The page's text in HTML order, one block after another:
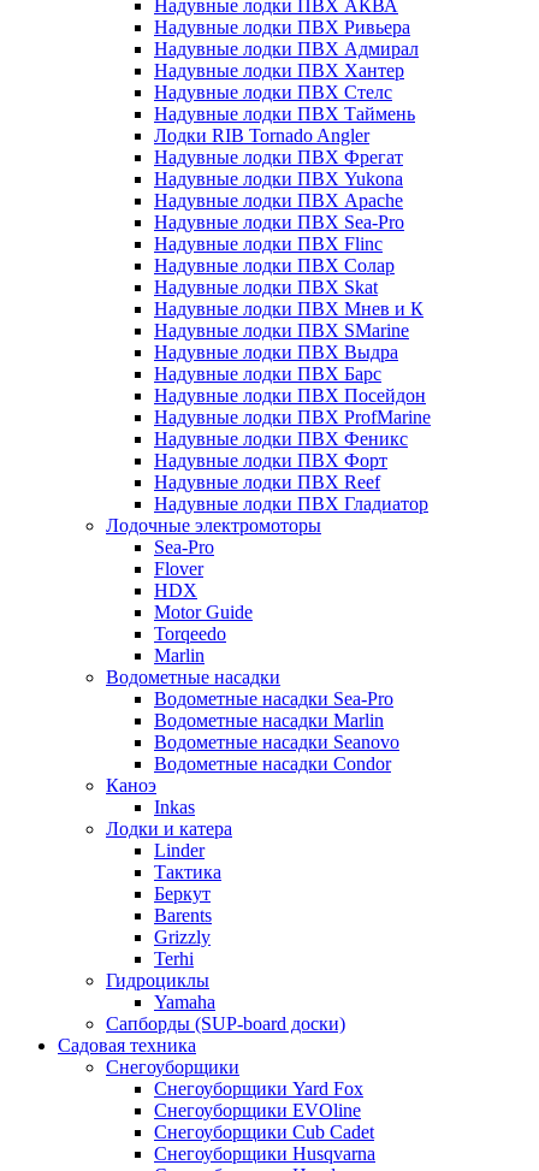
Надувные лодки ПВХ АКВА
Надувные лодки ПВХ Ривьера
Надувные лодки ПВХ Адмирал
Надувные лодки ПВХ Хантер
Надувные лодки ПВХ Стелс
Надувные лодки ПВХ Таймень
Лодки RIB Tornado Angler
Надувные лодки ПВХ Фрегат
Надувные лодки ПВХ Yukona
Надувные лодки ПВХ Apache
Надувные лодки ПВХ Sea-Pro
Надувные лодки ПВХ Flinc
Надувные лодки ПВХ Солар
Надувные лодки ПВХ Skat
Надувные лодки ПВХ Мнев и К
Надувные лодки ПВХ SMarine
Надувные лодки ПВХ Выдра
Надувные лодки ПВХ Барс
Надувные лодки ПВХ Посейдон
Надувные лодки ПВХ ProfMarine
Надувные лодки ПВХ Феникс
Надувные лодки ПВХ Форт
Надувные лодки ПВХ Reef
Надувные лодки ПВХ Гладиатор
Лодочные электромоторы
Sea-Pro
Flover
HDX
Motor Guide
Torqeedo
Marlin
Водометные насадки
Водометные насадки Sea-Pro
Водометные насадки Marlin
Водометные насадки Seanovo
Водометные насадки Condor
Каноэ
Inkas
Лодки и катера
Linder
Тактика
Беркут
Barents
Grizzly
Terhi
Гидроциклы
Yamaha
Сапборды (SUP-board доски)
Садовая техника
Снегоуборщики
Снегоуборщики Yard Fox
Снегоуборщики EVOline
Снегоуборщики Cub Cadet
Снегоуборщики Husqvarna